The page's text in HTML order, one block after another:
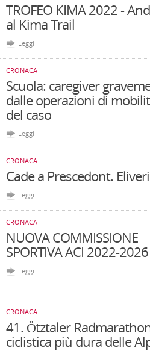
TROFEO KIMA 2022 -
al Kima Trail
Leggi
CRONACA
Scuola: caregiver
dalle operazioni di
del caso
Leggi
CRONACA
Cade a Prescedont.
Leggi
CRONACA
NUOVA COMMISSIONE
SPORTIVA ACI 2022-2026
Leggi
CRONACA
41. Ötztaler
ciclistica più dura delle